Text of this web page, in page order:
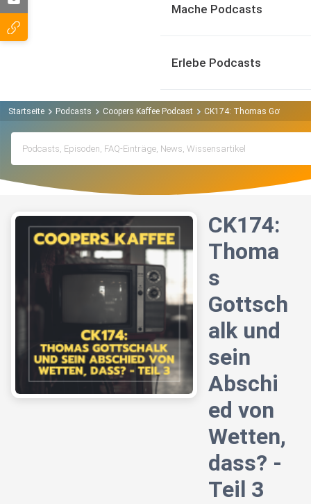
Mache Podcasts
Erlebe Podcasts
Startseite Podcasts Coopers Kaffee Podcast CK174: Thomas
CK174:
Thoma
s
Gottsch
alk und
sein
Abschi
ed von
Wetten,
dass? -
Teil 3